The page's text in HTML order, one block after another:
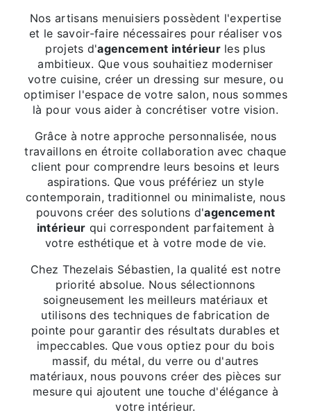
Nos artisans menuisiers possèdent l'expertise
et le savoir-faire nécessaires pour réaliser vos
projets d'agencement intérieurles plus
ambitieux. Que vous souhaitiez moderniser
votre cuisine, créer un dressing sur mesure, ou
optimiser l'espace de votre salon, nous sommes
là pour vous aider à concrétiser votre vision.
Grâce à notre approche personnalisée, nous
travaillons en étroite collaboration avec chaque
client pour comprendre leurs besoins et leurs
aspirations. Que vous préfériez un style
contemporain, traditionnel ou minimaliste, nous
pouvons créer des solutions d'agencement
intérieur qui correspondent parfaitement à
votre esthétique et à votre mode de vie.
Chez Thezelais Sébastien, la qualité est notre
priorité absolue. Nous sélectionnons
soigneusement les meilleurs matériaux et
utilisons des techniques de fabrication de
pointe pour garantir des résultats durables et
impeccables. Que vous optiez pour du bois
massif, du métal, du verre ou d'autres
matériaux, nous pouvons créer des pièces sur
mesure qui ajoutent une touche d'élégance à
votre intérieur.